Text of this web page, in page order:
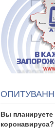
Вы
коронавируса?